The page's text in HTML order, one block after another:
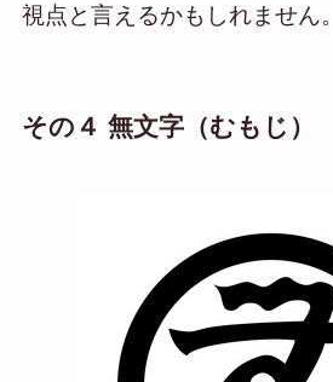
視点と言えるかもしれません。
その４ 無文字（むもじ）